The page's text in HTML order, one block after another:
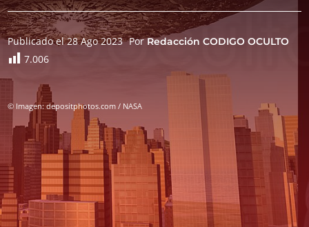
Publicado el 28 Ago 2023 PorRedacción CODIGO OCULTO
7.006
© Imagen: depositphotos.com / NASA